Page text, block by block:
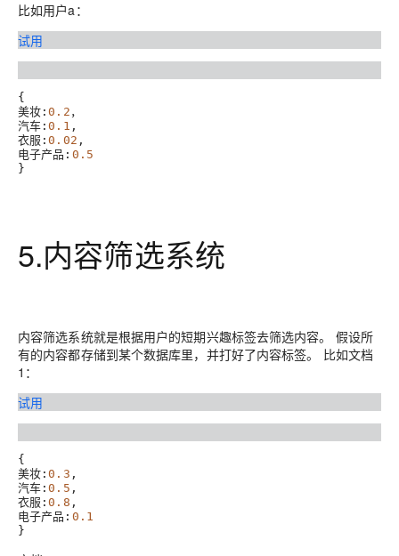
比如用户a：
试用
{
美妆:0.2 ，
汽车:0.1 ,
衣服:0.02 ,
电子产品: 0.5
5.内容筛选系统
内容筛选系统就是根据用户的短期兴趣标签去筛选内容。 假设所
有的内容都存储到某个数据库里，并打好了内容标签。 比如文档
1：
试用
{
美妆:0.3 ,
汽车:0.5 ,
衣服:0.8 ,
电子产品: 0.1